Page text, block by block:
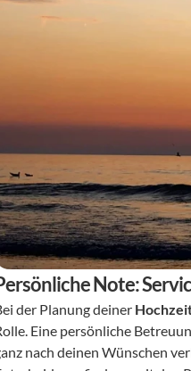
Note:
der Planung deiner
Eine persönliche
nach deinen Wünschen